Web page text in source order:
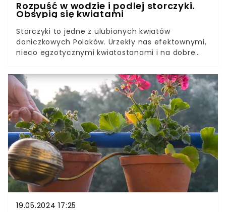
Rozpuść w wodzie i podlej storczyki.
Obsypią się kwiatami
Storczyki to jedne z ulubionych kwiatów
doniczkowych Polaków. Urzekły nas efektownymi,
nieco egzotycznymi kwiatostanami i na dobre
biurach.Pielęgnacja tych roślin obejmuje kilka
podstawowych zabiegów, dzięki którym storczyki
będą pięknie kwitły. Do nawożenia rośliny
wykorzystajmy produkt, który każdy ma pod ręką.
19.05.2024 17:25